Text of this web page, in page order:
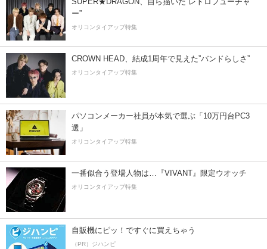
ー”
オリコンタイアップ特集
CROWN HEAD、結成1周年で見えた”バンドらしさ”
オリコンタイアップ特集
パソコンメーカー社員が本気で選ぶ「10万円台PC3
選」
オリコンタイアップ特集
一番似合う登場人物は…『VIVANT』限定ウオッチ
オリコンタイアップ特集
自販機にピッ！ですぐに買えちゃう
（PR）ジハンピ